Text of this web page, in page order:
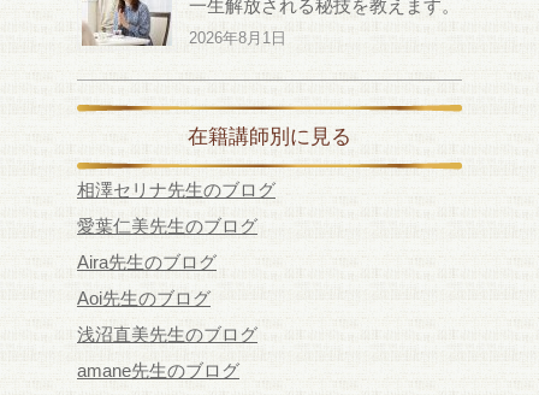
一生解放される秘技を教えます。
2026年8月1日
在籍講師別に見る
相澤セリナ先生のブログ
愛葉仁美先生のブログ
Aira先生のブログ
Aoi先生のブログ
浅沼直美先生のブログ
amane先生のブログ